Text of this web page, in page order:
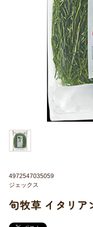
旬牧草 イタリア
4972547035059
ジェックス